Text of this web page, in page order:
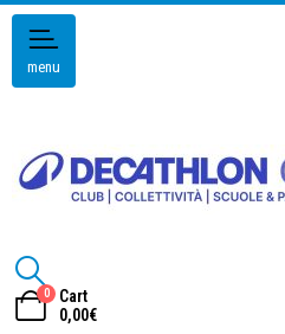
menu
0
Cart
0,00€